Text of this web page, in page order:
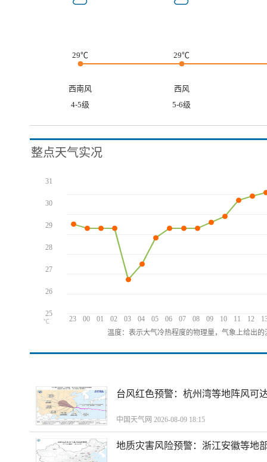
29℃ 29℃
西南风
西风
4-5级
5-6级
整点天气实况
23 00 01 02 03 04 05 06 07 08 09 10 11 12
31
30
29
28
27
26
25
℃
温度：表示大气冷热程度的物理量，气象上给出
台风红色预警：杭州湾等地阵风可
中国天气网 2026-08-09 18:15
地质灾害风险预警：浙江安徽等地